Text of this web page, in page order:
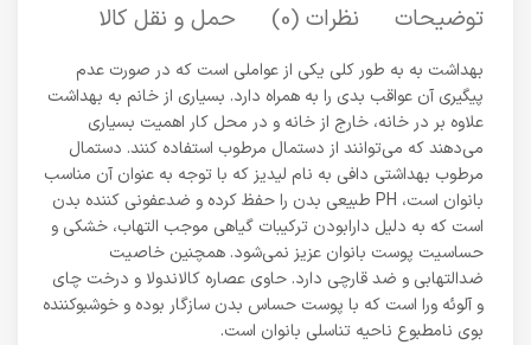
توضیحات نظرات (0) حمل و نقل کالا
بهداشت به به طور کلی یکی از عواملی است که در صورت عدم
پیگیری آن عواقب بدی را به همراه دارد. بسیاری از خانم به بهداشت
علاوه بر در خانه، خارج از خانه و در محل کار اهمیت بسیاری
می‌دهند که می‌توانند از دستمال مرطوب استفاده کنند. دستمال
مرطوب بهداشتی دافی به نام لیدیز که با توجه به عنوان آن مناسب
بانوان است، PH طبیعی بدن را حفظ کرده و ضدعفونی کننده بدن
است که به دلیل دارابودن ترکیبات گیاهی موجب التهاب، خشکی و
حساسیت پوست بانوان عزیز نمی‌شود. همچنین خاصیت
ضدالتهابی و ضد قارچی دارد. حاوی عصاره کالاندولا و درخت چای
و آلوئه ورا است که با پوست حساس بدن سازگار بوده و خوشبوکننده
بوی نامطبوع ناحیه تناسلی بانوان است.